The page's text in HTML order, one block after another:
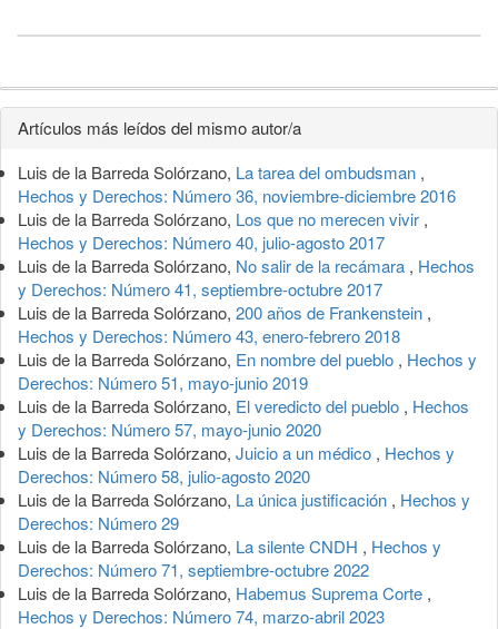
Detalles
del
artículo
Artículos más leídos del mismo autor/a
Luis de la Barreda Solórzano, La tarea del ombudsman ,
Hechos y Derechos: Número 36, noviembre-diciembre 2016
Luis de la Barreda Solórzano, Los que no merecen vivir ,
Hechos y Derechos: Número 40, julio-agosto 2017
Luis de la Barreda Solórzano, No salir de la recámara , Hechos
y Derechos: Número 41, septiembre-octubre 2017
Luis de la Barreda Solórzano, 200 años de Frankenstein ,
Hechos y Derechos: Número 43, enero-febrero 2018
Luis de la Barreda Solórzano, En nombre del pueblo , Hechos y
Derechos: Número 51, mayo-junio 2019
Luis de la Barreda Solórzano, El veredicto del pueblo , Hechos
y Derechos: Número 57, mayo-junio 2020
Luis de la Barreda Solórzano, Juicio a un médico , Hechos y
Derechos: Número 58, julio-agosto 2020
Luis de la Barreda Solórzano, La única justificación , Hechos y
Derechos: Número 29
Luis de la Barreda Solórzano, La silente CNDH , Hechos y
Derechos: Número 71, septiembre-octubre 2022
Luis de la Barreda Solórzano, Habemus Suprema Corte ,
Hechos y Derechos: Número 74, marzo-abril 2023